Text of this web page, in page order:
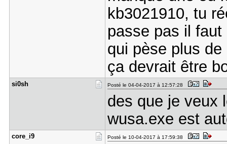
kb3021910, tu
passe pas il
qui pèse plus
ça devrait être
si0sh Posté le 04-04-2017 à 12:57:28
des que je veux
wusa.exe est
core_i9 Posté le 10-04-2017 à 17:59:38